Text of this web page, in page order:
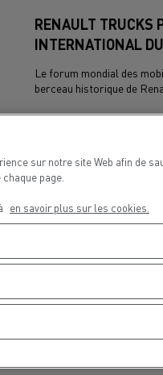
RENAULT TRUCKS
INTERNATIONAL
Le forum mondial des
berceau historique de
Renault Trucks
électriques : une
Les Renault Trucks D et
tandis que le Renault
sur notre site Web afin de
page.
en savoir plus sur les cookies.